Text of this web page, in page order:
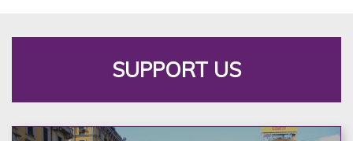
SUPPORT US